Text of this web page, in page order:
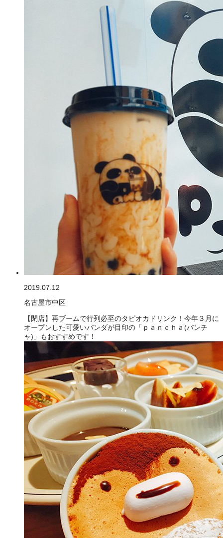
2019.07.12
名古屋市中区
【閉店】再ブームで行列必至のタピオカドリンク！今年３月に
オープンした可愛いパンダが目印の「ｐａｎｃｈａ(パンチ
ャ)」もおすすめです！